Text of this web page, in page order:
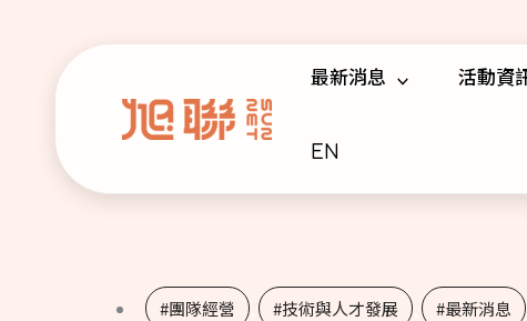
最新消息 活動資
EN
#團隊經營 , #技術與人才發展 , #最新消息
pagination